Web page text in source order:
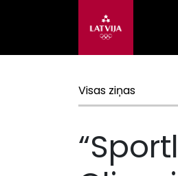
Visas ziņas